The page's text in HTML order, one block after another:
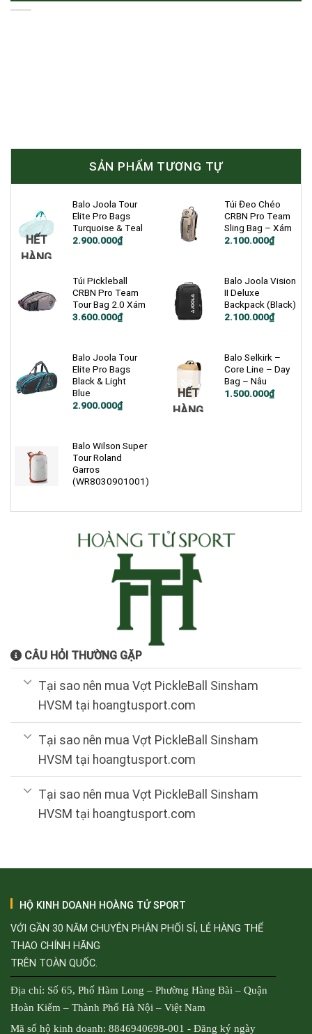
SẢN PHẨM TƯƠNG TỰ
HẾT
HÀNG
Balo Joola Tour
Elite Pro Bags
Turquoise & Teal
2.900.000₫
Túi Đeo Chéo
CRBN Pro Team
Sling Bag – Xám
2.100.000₫
Túi Pickleball
CRBN Pro Team
Tour Bag 2.0 Xám
3.600.000₫
Balo Joola Vision
II Deluxe
Backpack (Black)
Giá
2.100.000₫
Giá
2.100.000₫.
Balo Joola Tour
Elite Pro Bags
Black & Light
Blue
2.900.000₫
HẾT
HÀNG
Balo Selkirk –
Core Line – Day
Bag – Nâu
1.500.000₫
Balo Wilson Super
Tour Roland
Garros
(WR8030901001)
CÂU HỎI THƯỜNG GẶP
Tại sao nên mua Vợt PickleBall Sinsham
HVSM tại hoangtusport.com
Tại sao nên mua Vợt PickleBall Sinsham
HVSM tại hoangtusport.com
Tại sao nên mua Vợt PickleBall Sinsham
HVSM tại hoangtusport.com
HỘ KINH DOANH HOÀNG TỬ SPORT
VỚI GẦN 30 NĂM CHUYÊN PHÂN PHỐI SỈ, LẺ HÀNG THỂ
THAO CHÍNH HÃNG
TRÊN TOÀN QUỐC.
Địa chỉ: Số 65, Phố Hàm Long – Phường Hàng Bài – Quận
Hoàn Kiếm – Thành Phố Hà Nội – Việt Nam
Mã số hộ kinh doanh: 8846940698-001 - Đăng ký ngày